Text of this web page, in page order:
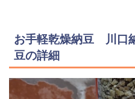
お手軽乾燥納豆 川口
豆の詳細